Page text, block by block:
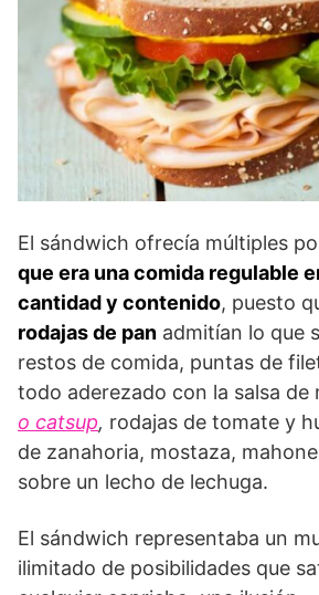
El sándwich ofrecía múltiples
que era una comida regulable
cantidad y contenido, puesto
rodajas de pan admitían lo que
restos de comida, puntas de
todo aderezado con la salsa de
o catsup, rodajas de tomate y
de zanahoria, mostaza,
sobre un lecho de lechuga.
El sándwich representaba un
ilimitado de posibilidades que